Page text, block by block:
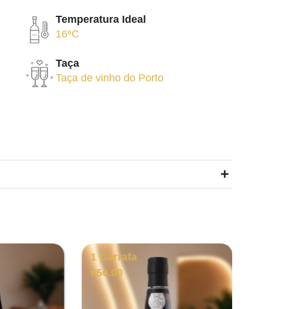
Temperatura Ideal
16ºC
Taça
Taça de vinho do Porto
+
1 Garrafa
€50.00